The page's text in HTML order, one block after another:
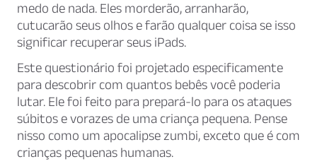
medo de nada. Eles morderão, arranharão,
cutucarão seus olhos e farão qualquer coisa se isso
significar recuperar seus iPads.
Este questionário foi projetado especificamente
para descobrir com quantos bebês você poderia
lutar. Ele foi feito para prepará-lo para os ataques
súbitos e vorazes de uma criança pequena. Pense
nisso como um apocalipse zumbi, exceto que é com
crianças pequenas humanas.